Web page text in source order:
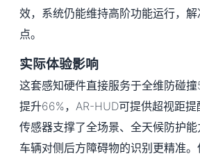
效，系统仍能维持高阶功能运行，
点。
实际体验影响
这套感知硬件直接服务于全维防碰
提升66%，AR-HUD可提供超视距
传感器支撑了全场景、全天候防护
车辆对侧后方障碍物的识别更精准